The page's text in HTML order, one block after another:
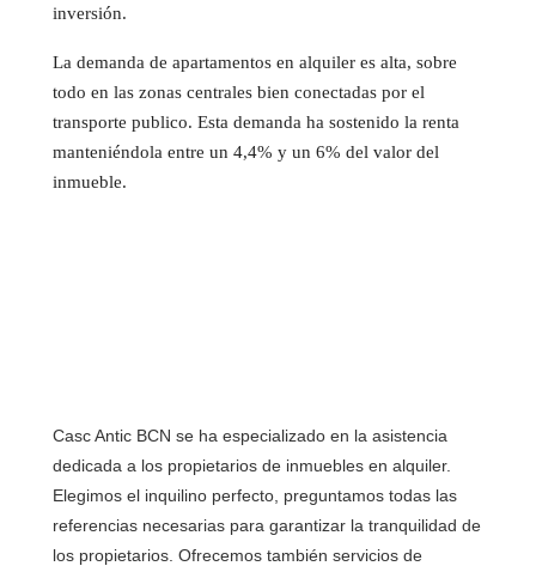
inversión.
La demanda de apartamentos en alquiler es alta, sobre
todo en las zonas centrales bien conectadas por el
transporte publico. Esta demanda ha sostenido la renta
manteniéndola entre un 4,4% y un 6% del valor del
inmueble.
Casc Antic BCN se ha especializado en la asistencia
dedicada a los propietarios de inmuebles en alquiler.
Elegimos el inquilino perfecto, preguntamos todas las
referencias necesarias para garantizar la tranquilidad de
los propietarios. Ofrecemos también servicios de